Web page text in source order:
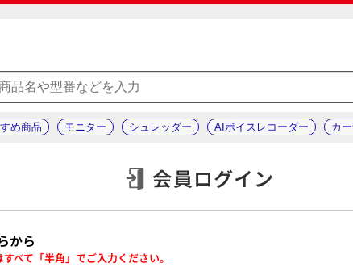
め商品 モニター シュレッダー AIボイスレコーダー カ
会員ログイン
から
べて「半角」でご入力ください。